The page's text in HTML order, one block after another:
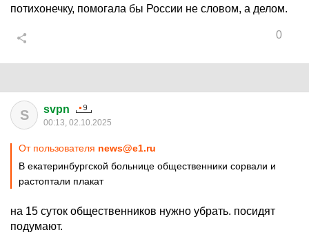
потихонечку, помогала бы России не словом, а делом.
0
S svpn
00:13, 02.10.2025
От пользователя news@e1.ru
В екатеринбургской больнице общественники сорвали и
растоптали плакат
на 15 суток общественников нужно убрать. посидят
подумают.